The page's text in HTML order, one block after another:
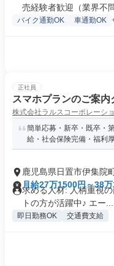
売経験者歓迎（業界不問
バイク通勤OK 車通勤OK
正社員
スマホプランのご案内
株式会社ラルスコーポレーシ
簡単応募・新卒・既卒・
給・社会保険完備・福利
鹿児島県日置市伊集院
月給27万1500円～38
求める人材: 人柄重視
トの方が活躍中♪ エー...
即日勤務OK 交通費支給